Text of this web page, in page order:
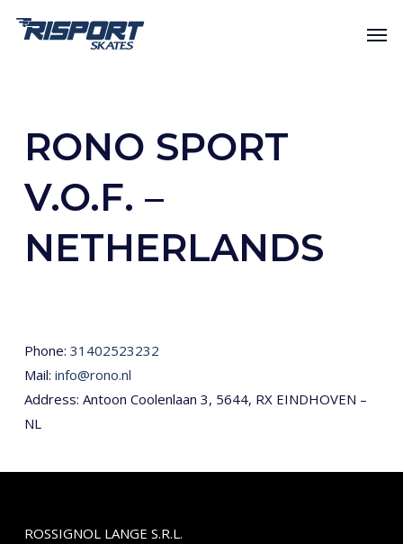
RONO SPORT
V.O.F. –
NETHERLANDS
Phone: 31402523232
Mail: info@rono.nl
Address: Antoon Coolenlaan 3, 5644, RX EINDHOVEN –
NL
ROSSIGNOL LANGE S.R.L.